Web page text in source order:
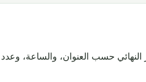
النهائي حسب العنوان، والساعة،